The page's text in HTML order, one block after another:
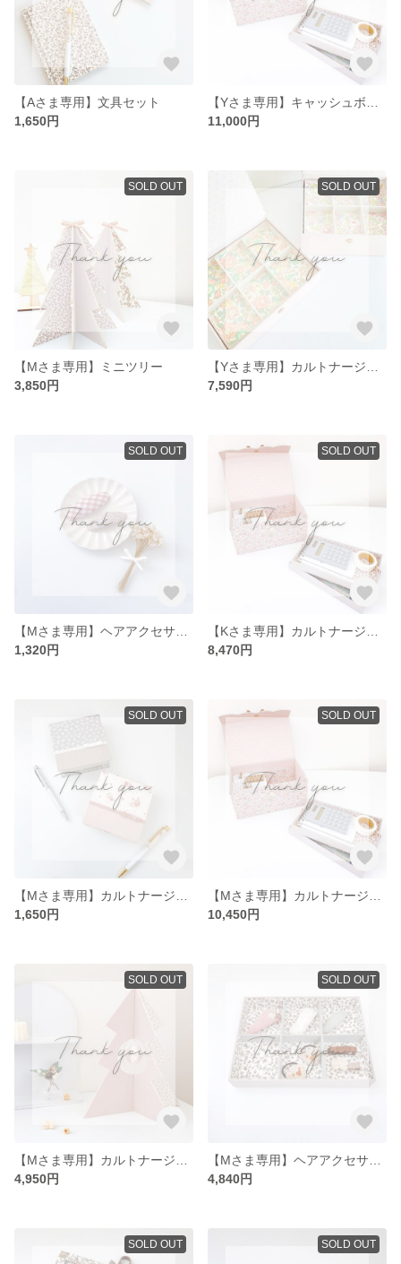
【Aさま専用】文具セット
1,650円
11,000円
SOLD OUT
【Mさま専用】ミニツリー
3,850円
SOLD OUT
7,590円
SOLD OUT
1,320円
SOLD OUT
8,470円
SOLD OUT
1,650円
SOLD OUT
10,450円
SOLD OUT
4,950円
SOLD OUT
4,840円
SOLD OUT SOLD OUT